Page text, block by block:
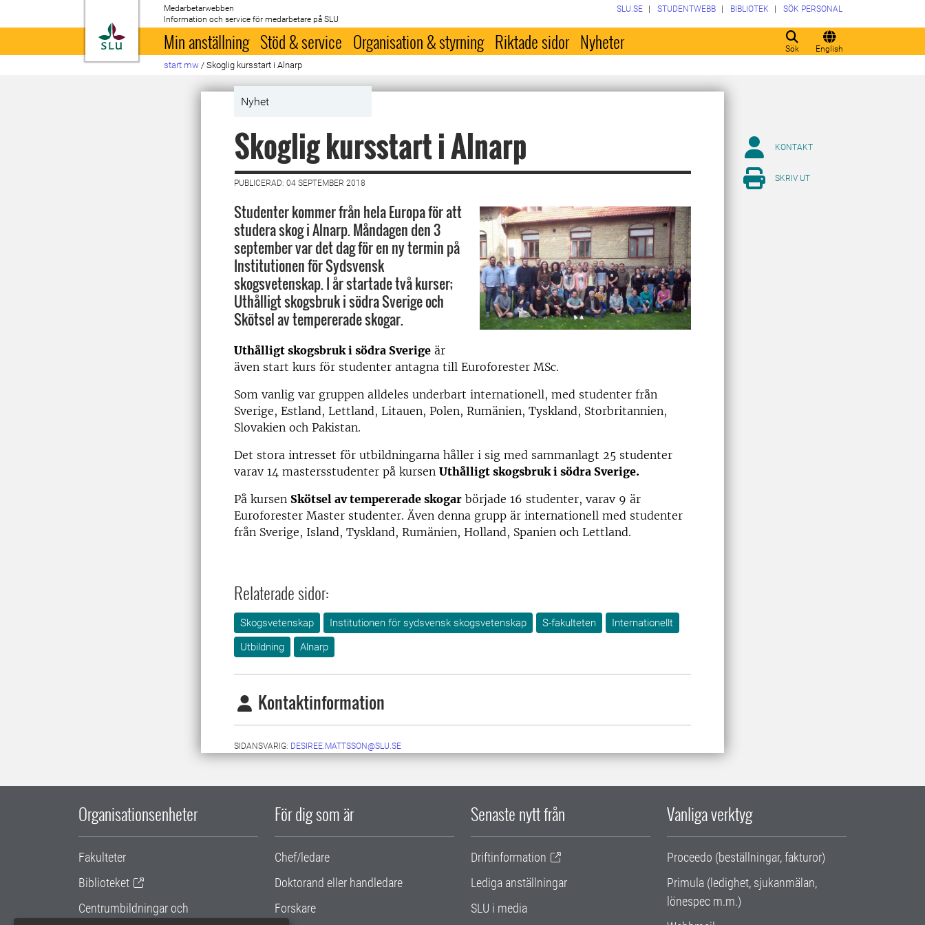
Till startsida
Medarbetarwebben
Information och service för medarbetare på SLU
Sök English
SLU.SE STUDENTWEBB BIBLIOTEK SÖK PERSONAL
Min anställning Stöd & service Organisation & styrning Riktade sidor Nyheter
start mw / Skoglig kursstart i Alnarp
Nyhet
Skoglig kursstart i Alnarp
PUBLICERAD: 04 SEPTEMBER 2018
Studenter kommer från hela Europa för att
studera skog i Alnarp. Måndagen den 3
september var det dag för en ny termin på
Institutionen för Sydsvensk
skogsvetenskap. I år startade två kurser;
Uthålligt skogsbruk i södra Sverige och
Skötsel av tempererade skogar.
Uthålligt skogsbruk i södra Sverige är
även start kurs för studenter antagna till Euroforester MSc.
Som vanlig var gruppen alldeles underbart internationell, med studenter från
Sverige, Estland, Lettland, Litauen, Polen, Rumänien, Tyskland, Storbritannien,
Slovakien och Pakistan.
Det stora intresset för utbildningarna håller i sig med sammanlagt 25 studenter
varav 14 mastersstudenter på kursen Uthålligt skogsbruk i södra Sverige.
På kursen Skötsel av tempererade skogar började 16 studenter, varav 9 är
Euroforester Master studenter. Även denna grupp är internationell med studenter
från Sverige, Island, Tyskland, Rumänien, Holland, Spanien och Lettland.
Relaterade sidor:
Skogsvetenskap Institutionen för sydsvensk skogsvetenskap S-fakulteten
Internationellt
Utbildning
Alnarp
Kontaktinformation
SIDANSVARIG: DESIREE.MATTSSON@SLU.SE
KONTAKT
SKRIV UT
Organisationsenheter
Fakulteter
Biblioteket
Centrumbildningar och
För dig som är
Chef/ledare
Doktorand eller handledare
Forskare
Senaste nytt från
Driftinformation
Lediga anställningar
SLU i media
Vanliga verktyg
Proceedo (beställningar, fakturor)
Primula (ledighet, sjukanmälan,
lönespec m.m.)